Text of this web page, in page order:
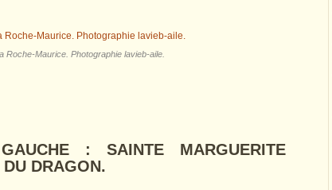
Roche-Maurice. Photographie lavieb-aile.
: SAINTE MARGUERITE
DRAGON.